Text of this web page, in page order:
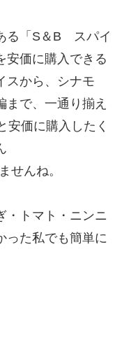
る「S＆B スパイ
安価に購入できる
スから、シナモ
で、一通り揃え
安価に購入したく
せんね。
・トマト・ニンニ
った私でも簡単に